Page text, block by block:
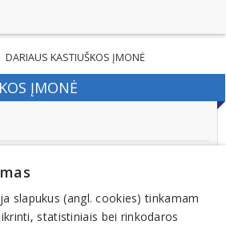
DARIAUS KASTIUŠKOS ĮMONĖ
ĮMONĖ
SEN. KĖDAINIŲ R.
slapukus (angl. cookies) tinkamam
statistiniais bei rinkodaros